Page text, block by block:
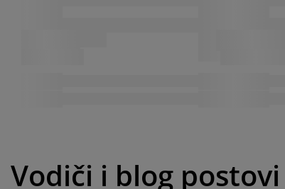
Vodiči i blog postovi